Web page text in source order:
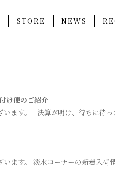
STORE NEWS
け便のご紹介
います。 決算が明け、待ちに待
ます。 淡水コーナーの新着入